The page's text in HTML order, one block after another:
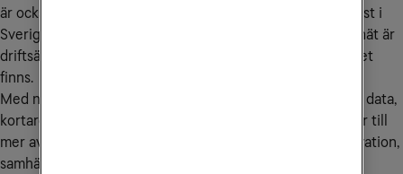
är också det som gör digitaliseringen möjlig. Tele2 var först i
Sverige med att lansera både 4G och 5G nationellt. Vårt nät är
driftsäkert, stabilt och snabbt och finns där din verksamhet
finns.
Med nästa generations nät får vi blixtsnabb överföring av data,
kortare svarstider och högre säkerhet. 5G ger möjligheter till
mer avancerade digitala tjänster, starkare säkerhet, innovation,
samhällsnytta och klimatnytta.